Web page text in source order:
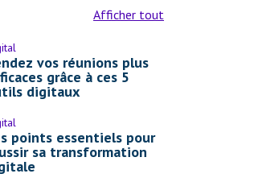
Afficher tout
vos réunions plus
grâce à ces 5
digitaux
pour
sa transformation